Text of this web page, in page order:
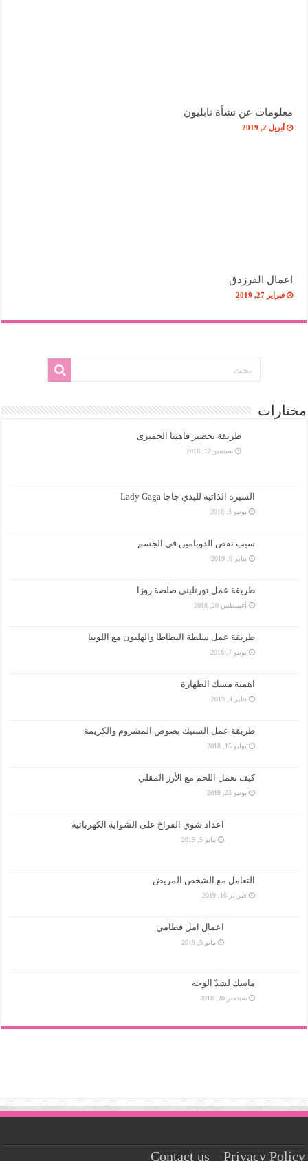
معلومات عن نشأة نابليون
أبريل 2, 2019
اعمال الفرزدق
فبراير 27, 2019
مختارات
طريقة تحضير فاهيتا الجمبرى
سبتمبر 12, 2018
السيرة الذاتية لليدي جاجا Lady Gaga
يونيو 3, 2018
سبب نقص الدوبامين في الجسم
يناير 6, 2019
طريقة عمل تورتليني صلصة روزا
أغسطس 20, 2018
طريقة عمل سلطة البطاطا والهليون مع اللوبيا
يونيو 7, 2018
اهمية مسك الطهارة
يناير 4, 2019
طريقة عمل الستيك بصوص المشروم والكريمة
يوليو 15, 2018
كيف تعمل اللحم مع الأرز المقلي
يونيو 23, 2018
اعداد شوي الفراخ على الشواية الكهربائية
مايو 5, 2019
التعامل مع الشخص المريض
فبراير 16, 2019
اعمال امل قطامي
مايو 5, 2019
ماسك لشدّ الوجه
سبتمبر 20, 2018
Contact us Privacy Policy